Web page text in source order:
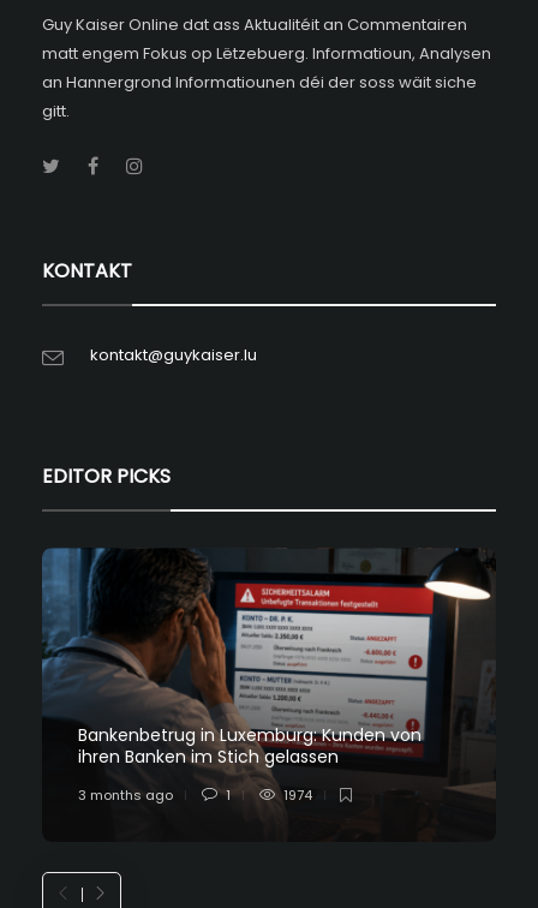
Guy Kaiser Online dat ass Aktualitéit an Commentairen
matt engem Fokus op Lëtzebuerg. Informatioun, Analysen
an Hannergrond Informatiounen déi der soss wäit siche
gitt.
KONTAKT
kontakt@guykaiser.lu
EDITOR PICKS
Bankenbetrug in Luxemburg: Kunden von
ihren Banken im Stich gelassen
3 months ago 1 1974